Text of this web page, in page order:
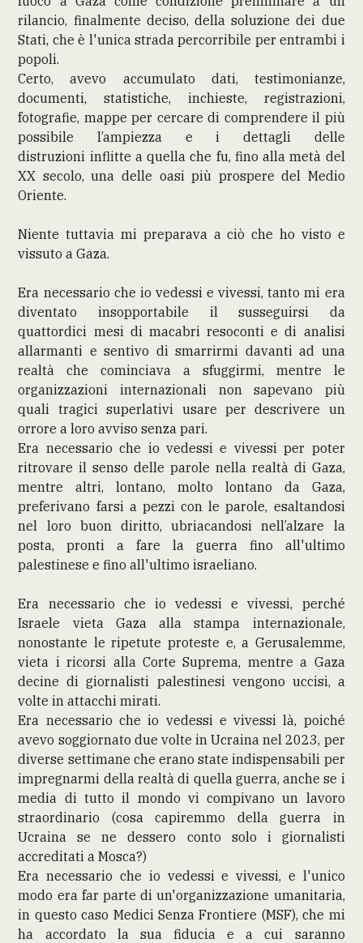
rilancio, finalmente deciso, della soluzione dei due
Stati, che è l'unica strada percorribile per entrambi i
popoli.
Certo, avevo accumulato dati, testimonianze,
documenti, statistiche, inchieste, registrazioni,
fotografie, mappe per cercare di comprendere il più
possibile l’ampiezza e i dettagli delle
distruzioni inflitte a quella che fu, fino alla metà del
XX secolo, una delle oasi più prospere del Medio
Oriente.
Niente tuttavia mi preparava a ciò che ho visto e
vissuto a Gaza.
Era necessario che io vedessi e vivessi, tanto mi era
diventato insopportabile il susseguirsi da
quattordici mesi di macabri resoconti e di analisi
allarmanti e sentivo di smarrirmi davanti ad una
realtà che cominciava a sfuggirmi, mentre le
organizzazioni internazionali non sapevano più
quali tragici superlativi usare per descrivere un
orrore a loro avviso senza pari.
Era necessario che io vedessi e vivessi per poter
ritrovare il senso delle parole nella realtà di Gaza,
mentre altri, lontano, molto lontano da Gaza,
preferivano farsi a pezzi con le parole, esaltandosi
nel loro buon diritto, ubriacandosi nell’alzare la
posta, pronti a fare la guerra fino all'ultimo
palestinese e fino all'ultimo israeliano.
Era necessario che io vedessi e vivessi, perché
Israele vieta Gaza alla stampa internazionale,
nonostante le ripetute proteste e, a Gerusalemme,
vieta i ricorsi alla Corte Suprema, mentre a Gaza
decine di giornalisti palestinesi vengono uccisi, a
volte in attacchi mirati.
Era necessario che io vedessi e vivessi là, poiché
avevo soggiornato due volte in Ucraina nel 2023, per
diverse settimane che erano state indispensabili per
impregnarmi della realtà di quella guerra, anche se i
media di tutto il mondo vi compivano un lavoro
straordinario (cosa capiremmo della guerra in
Ucraina se ne dessero conto solo i giornalisti
accreditati a Mosca?)
Era necessario che io vedessi e vivessi, e l'unico
modo era far parte di un'organizzazione umanitaria,
in questo caso Medici Senza Frontiere (MSF), che mi
ha accordato la sua fiducia e a cui saranno